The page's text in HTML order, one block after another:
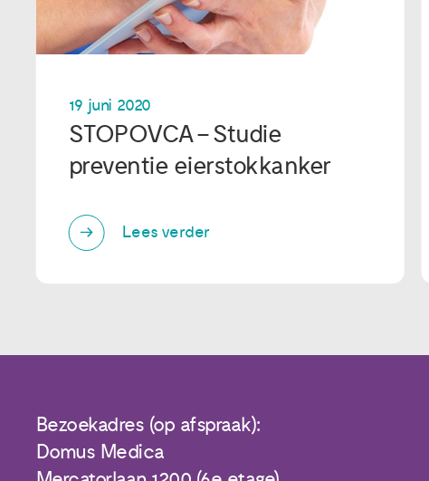
19 juni 2020
STOPOVCA – Studie
preventie eierstokkanker
Lees verder
Bezoekadres (op afspraak):
Domus Medica